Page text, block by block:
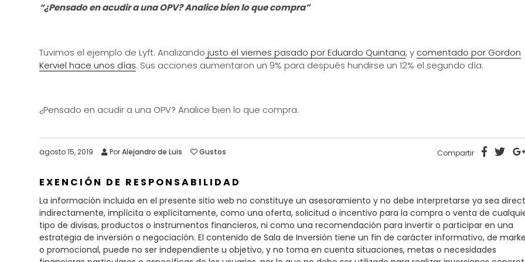
“¿Pensado en acudir a una OPV? Analice bien lo que compra”
Tuvimos el ejemplo de Lyft. Analizando justo el viernes pasado por Eduardo Quintana, y comentado por Gordon
Kerviel hace unos días. Sus acciones aumentaron un 9% para después hundirse un 12% el segundo día.
¿Pensado en acudir a una OPV? Analice bien lo que compra.
agosto 15, 2019 PorAlejandro de Luis Gustos Compartir
EXENCIÓN DE RESPONSABILIDAD
La información incluida en el presente sitio web no constituye un asesoramiento y no debe interpretarse ya sea
indirectamente, implícita o explícitamente, como una oferta, solicitud o incentivo para la compra o venta de
tipo de divisas, productos o instrumentos financieros, ni como una recomendación para invertir o participar en una
estrategia de inversión o negociación. El contenido de Sala de Inversión tiene un fin de carácter informativo, de
o promocional, puede no ser independiente u objetivo, y no toma en cuenta situaciones, metas o necesidades